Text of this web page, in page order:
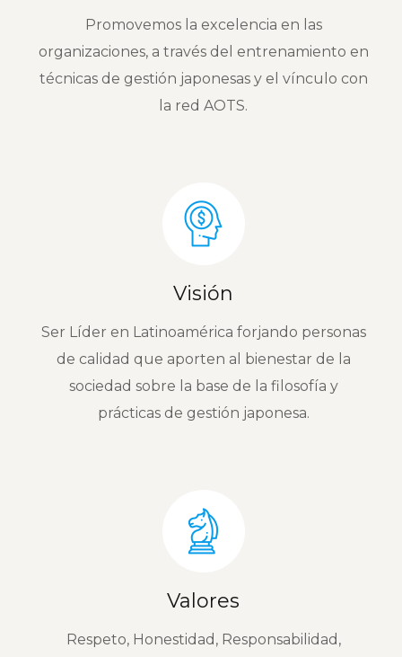
Promovemos la excelencia en las
organizaciones, a través del entrenamiento en
técnicas de gestión japonesas y el vínculo con
la red AOTS.
Visión
Ser Líder en Latinoamérica forjando personas
de calidad que aporten al bienestar de la
sociedad sobre la base de la filosofía y
prácticas de gestión japonesa.
Valores
Respeto, Honestidad, Responsabilidad,